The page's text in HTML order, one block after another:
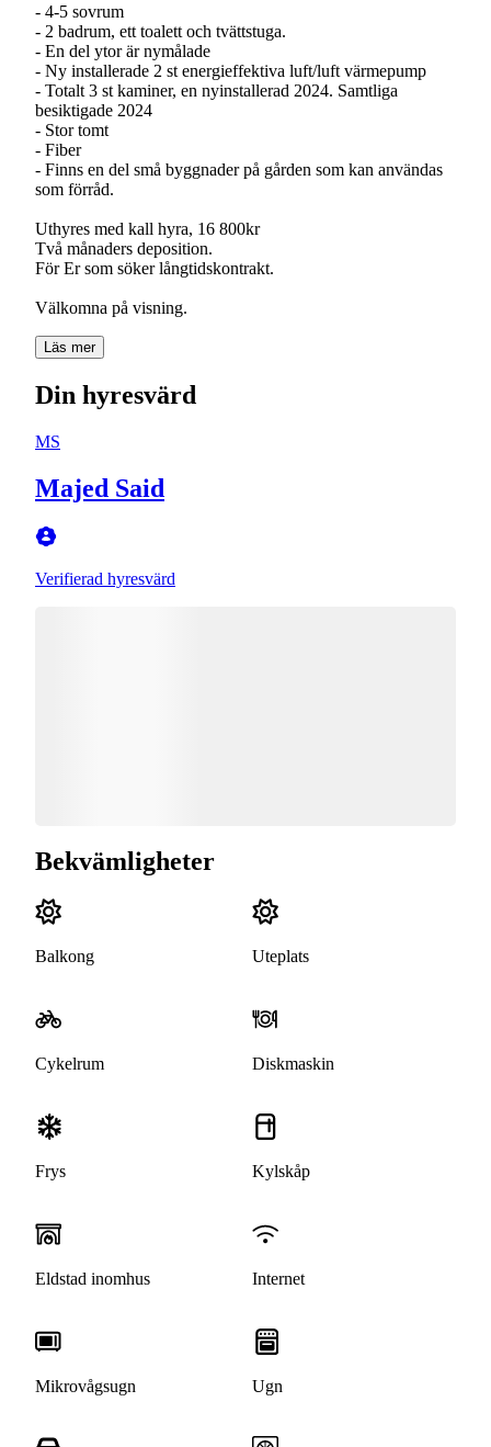
- 4-5 sovrum
- 2 badrum, ett toalett och tvättstuga.
- En del ytor är nymålade
- Ny installerade 2 st energieffektiva luft/luft värmepump
- Totalt 3 st kaminer, en nyinstallerad 2024. Samtliga
besiktigade 2024
- Stor tomt
- Fiber
- Finns en del små byggnader på gården som kan användas
som förråd.
Uthyres med kall hyra, 16 800kr
Två månaders deposition.
För Er som söker långtidskontrakt.
Välkomna på visning.
Läs mer
Din hyresvärd
MS
Majed Said
Verifierad hyresvärd
Bekvämligheter
Balkong Uteplats
Cykelrum Diskmaskin
Frys Kylskåp
Eldstad inomhus Internet
Mikrovågsugn Ugn